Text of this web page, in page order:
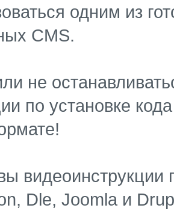
одним из
CMS.
не
по установке
видеоинструкции
Dle, Joomla и